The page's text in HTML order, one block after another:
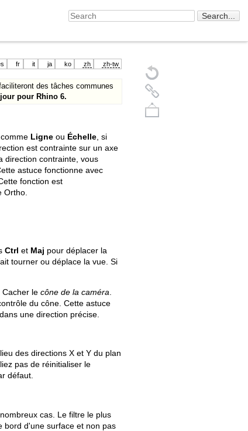
fr it ja ko zh zh-tw
des tâches communes
pour Rhino 6.
Ligne ou Échelle, si
est contrainte sur un axe
direction contrainte, vous
astuce fonctionne avec
fonction est
Ortho.
Ctrl et Maj pour déplacer la
tourner ou déplace la vue. Si
le cône de la caméra.
du cône. Cette astuce
une direction précise.
des directions X et Y du plan
pas de réinitialiser le
défaut.
cas. Le filtre le plus
bord d'une surface et non pas